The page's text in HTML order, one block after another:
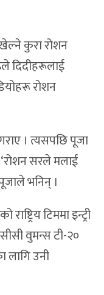
कुरा रोशन
दिदीहरूलाई
रोशन
। त्यसपछि पूजा
सरले मलाई
भनिन् ।
टिममा इन्ट्री
वुमन्स टी-२०
लागि उनी